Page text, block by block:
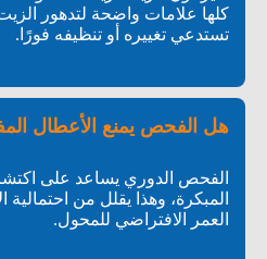
كلها علامات واضحة لتدهور
تستدعي تغييره أو تنظيفه فورًا.
هل الفحص يمنع الأعطال
الفحص الدوري يساعد على
المبكرة، وهذا يقلل من
العمر الافتراضي للمحول.